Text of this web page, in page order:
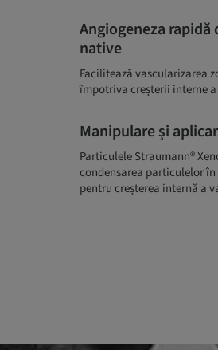
Angiogeneza
native
Facilitează vascularizarea
împotriva creșterii interne
Manipulare și
Particulele Straumann®
condensarea particulelor
pentru creșterea internă a